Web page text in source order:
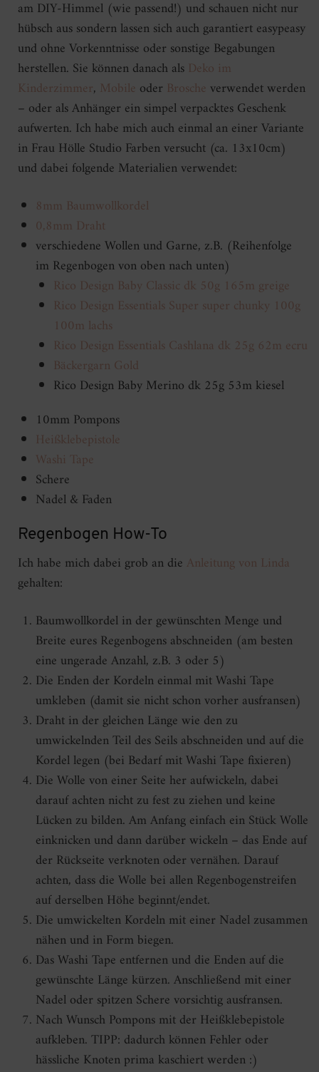
am DIY-Himmel (wie passend!) und schauen nicht nur
hübsch aus sondern lassen sich auch garantiert easypeasy
und ohne Vorkenntnisse oder sonstige Begabungen
herstellen. Sie können danach als Deko im
Kinderzimmer, Mobile oder Brosche verwendet werden
– oder als Anhänger ein simpel verpacktes Geschenk
aufwerten. Ich habe mich auch einmal an einer Variante
in Frau Hölle Studio Farben versucht (ca. 13x10cm)
und dabei folgende Materialien verwendet:
8mm Baumwollkordel
0,8mm Draht
verschiedene Wollen und Garne, z.B. (Reihenfolge
im Regenbogen von oben nach unten)
Rico Design Baby Classic dk 50g 165m greige
Rico Design Essentials Super super chunky 100g
100m lachs
Rico Design Essentials Cashlana dk 25g 62m ecru
Bäckergarn Gold
Rico Design Baby Merino dk 25g 53m kiesel
10mm Pompons
Heißklebepistole
Washi Tape
Schere
Nadel & Faden
Regenbogen How-To
Ich habe mich dabei grob an die Anleitung von Linda
gehalten:
Baumwollkordel in der gewünschten Menge und
Breite eures Regenbogens abschneiden (am besten
eine ungerade Anzahl, z.B. 3 oder 5)
Die Enden der Kordeln einmal mit Washi Tape
umkleben (damit sie nicht schon vorher ausfransen)
Draht in der gleichen Länge wie den zu
umwickelnden Teil des Seils abschneiden und auf die
Kordel legen (bei Bedarf mit Washi Tape fixieren)
Die Wolle von einer Seite her aufwickeln, dabei
darauf achten nicht zu fest zu ziehen und keine
Lücken zu bilden. Am Anfang einfach ein Stück Wolle
einknicken und dann darüber wickeln – das Ende auf
der Rückseite verknoten oder vernähen. Darauf
achten, dass die Wolle bei allen Regenbogenstreifen
auf derselben Höhe beginnt/endet.
Die umwickelten Kordeln mit einer Nadel zusammen
nähen und in Form biegen.
Das Washi Tape entfernen und die Enden auf die
gewünschte Länge kürzen. Anschließend mit einer
Nadel oder spitzen Schere vorsichtig ausfransen.
Nach Wunsch Pompons mit der Heißklebepistole
aufkleben. TIPP: dadurch können Fehler oder
hässliche Knoten prima kaschiert werden :)